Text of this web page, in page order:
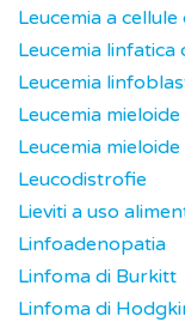
Leucemia a
Leucemia linfatica
Leucemia
Leucemia
Leucemia
Leucodistrofie
Lieviti a uso
Linfoadenopatia
Linfoma di Burkitt
Linfoma di